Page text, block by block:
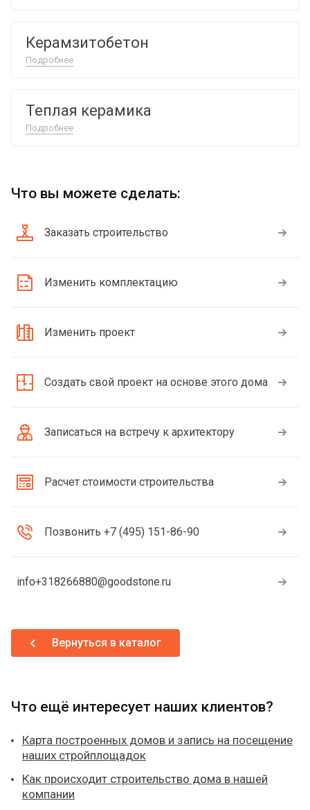
Керамзитобетон
Подробнее
Теплая керамика
Подробнее
Что вы можете сделать:
Заказать строительство
Изменить комплектацию
Изменить проект
Создать свой проект на основе этого дома
Записаться на встречу к архитектору
Расчет стоимости строительства
Позвонить +7 (495) 151-86-90
info+318266880@goodstone.ru
Вернуться в каталог
Что ещё интересует наших клиентов?
Карта построенных домов и запись на посещение
наших стройплощадок
Как происходит строительство дома в нашей
компании